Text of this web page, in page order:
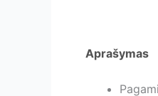
Aprašymas